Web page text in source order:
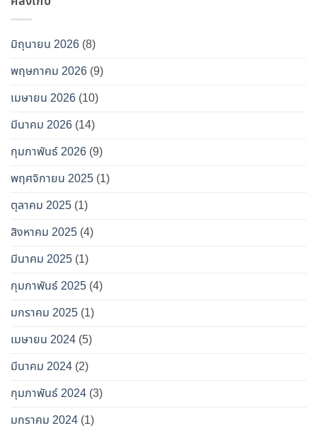
มิถุนายน 2026 (8)
พฤษภาคม 2026 (9)
เมษายน 2026 (10)
มีนาคม 2026 (14)
กุมภาพันธ์ 2026 (9)
พฤศจิกายน 2025 (1)
ตุลาคม 2025 (1)
สิงหาคม 2025 (4)
มีนาคม 2025 (1)
กุมภาพันธ์ 2025 (4)
มกราคม 2025 (1)
เมษายน 2024 (5)
มีนาคม 2024 (2)
กุมภาพันธ์ 2024 (3)
มกราคม 2024 (1)